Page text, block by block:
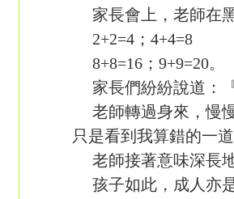
家長會上，老師在
2+2=4；4+4=8
8+8=16；9+9=20。
家長們紛紛說道：
老師轉過身來，慢
只是看到我算錯的一
老師接著意味深長
孩子如此，成人亦